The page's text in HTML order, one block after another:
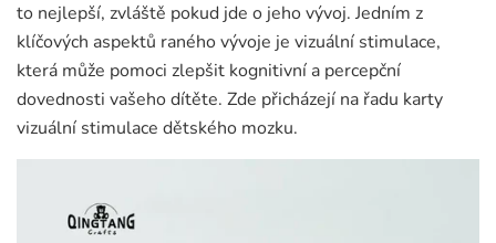
to nejlepší, zvláště pokud jde o jeho vývoj. Jedním z
klíčových aspektů raného vývoje je vizuální stimulace,
která může pomoci zlepšit kognitivní a percepční
dovednosti vašeho dítěte. Zde přicházejí na řadu karty
vizuální stimulace dětského mozku.